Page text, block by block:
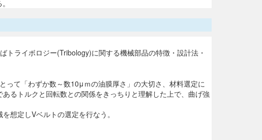
ライボロジー(Tribology)に関する機械部品の特徴・設計法・
って「わずか数～数10μｍの油膜厚さ」の大切さ、材料選定に
るトルクと回転数との関係をきっちりと理解した上で、曲げ強
想定しVベルトの選定を行なう。